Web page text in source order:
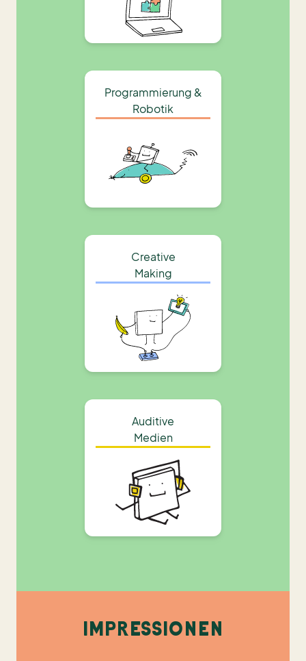
Programmierung &
Robotik
Creative
Making
Auditive
Medien
IMPRESSIONEN